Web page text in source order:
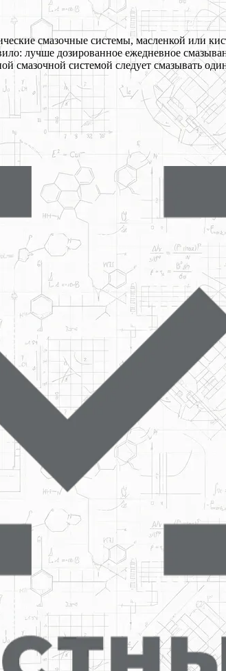
смазочные системы, масленкой или
лучше дозированное ежедневное
системой следует смазывать